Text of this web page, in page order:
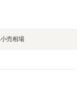
売相場